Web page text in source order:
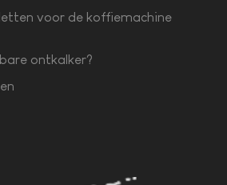
voor de koffiemachine
ontkalker?